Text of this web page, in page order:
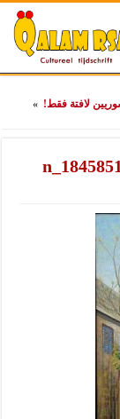
لافتة فقط! »